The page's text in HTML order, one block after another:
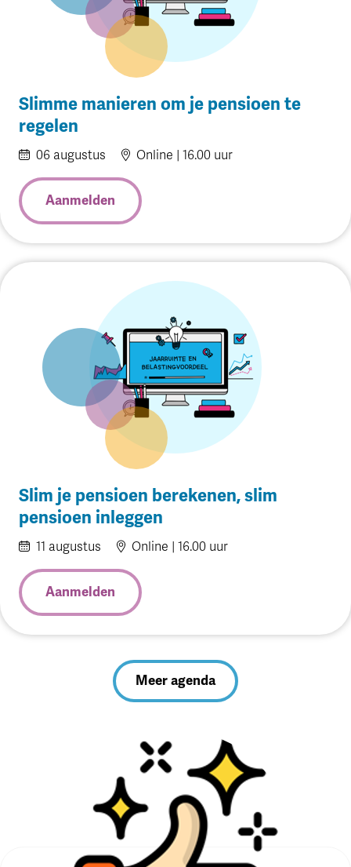
Slimme manieren om je pensioen te
regelen
06 augustus Online | 16.00 uur
Aanmelden
Slim je pensioen berekenen, slim
pensioen inleggen
11 augustus Online | 16.00 uur
Aanmelden
Meer agenda